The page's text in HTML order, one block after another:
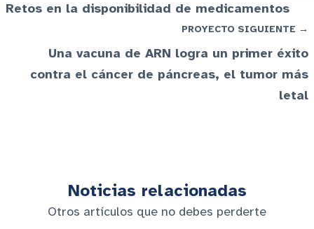
Retos en la disponibilidad de medicamentos
PROYECTO SIGUIENTE →
Una vacuna de ARN logra un primer éxito
contra el cáncer de páncreas, el tumor más
letal
Noticias relacionadas
Otros artículos que no debes perderte